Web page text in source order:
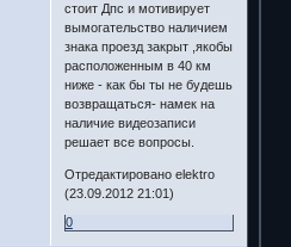
стоит Дпс и мотивирует
вымогательство наличием
знака проезд закрыт ,якобы
расположенным в 40 км
ниже - как бы ты не будешь
возвращаться- намек на
наличие видеозаписи
решает все вопросы.
Отредактировано elektro
(23.09.2012 21:01)
0